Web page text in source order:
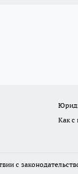
Как с
с